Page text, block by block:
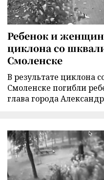
Ребенок и
циклона со
Смоленске
В результате циклона
Смоленске погибли
глава города